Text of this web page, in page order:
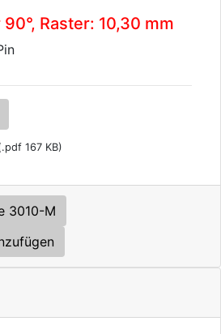
Raster: 10,30 mm
167 KB)
3010-M